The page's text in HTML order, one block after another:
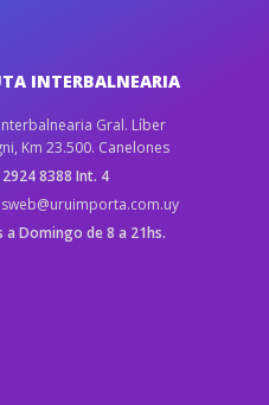
INTERBALNEARIA
Gral. Líber
Km 23.500. Canelones
8388 Int. 4
a Domingo de 8 a 21hs.